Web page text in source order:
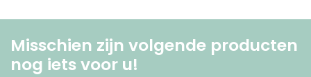
Misschien zijn volgende producten
nog iets voor u! ​